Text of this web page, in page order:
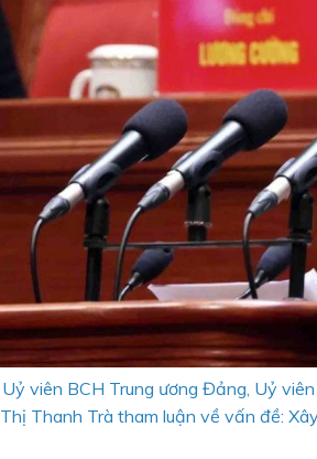
Uỷ viên BCH Trung ương Đảng, Uỷ
Thị Thanh Trà tham luận về vấn đề: